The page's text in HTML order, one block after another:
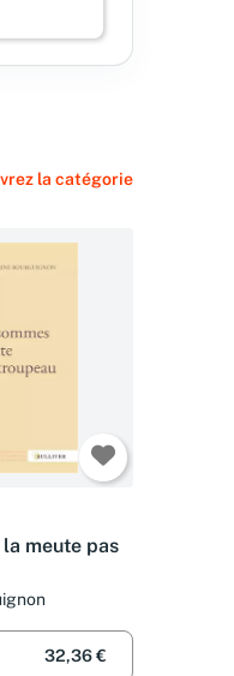
la catégorie
la meute pas
32,36 €